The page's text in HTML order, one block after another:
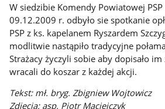
W siedzibie Komendy Powiatowej
09.12.2009 r. odbyło sie spotkanie
PSP z ks. kapelanem Ryszardem
modlitwie nastąpiło tradycyjne
Strażacy życzyli sobie aby dopisało
wracali do koszar z każdej akcji.
Tekst: mł. bryg. Zbigniew Wojtowicz
Zdjęcia: asp. Piotr Maciejczyk